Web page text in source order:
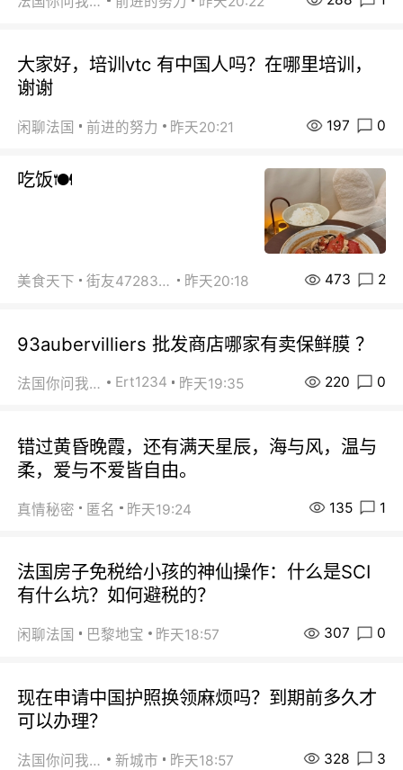
大家好，培训vtc 有中国人吗？在哪里培训，
谢谢
闲聊法国 前进的努力 昨天20:21 197 0
吃饭🍽️
美食天下 街友472838572 昨天20:18 473 2
93aubervilliers 批发商店哪家有卖保鲜膜 ？
法国你问我答 Ert1234 昨天19:35 220 0
错过黄昏晚霞，还有满天星辰，海与风，温与
柔，爱与不爱皆自由。
真情秘密 匿名 昨天19:24 135 1
法国房子免税给小孩的神仙操作：什么是SCI
有什么坑？如何避税的？
闲聊法国 巴黎地宝 昨天18:57 307 0
现在申请中国护照换领麻烦吗？到期前多久才
可以办理？
法国你问我答 新城市 昨天18:57 328 3